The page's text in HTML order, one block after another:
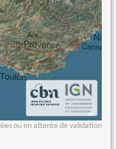
ou en attente de validation